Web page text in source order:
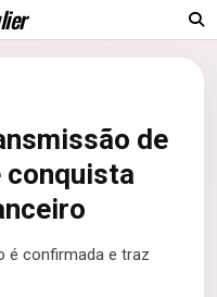
de
é confirmada e traz